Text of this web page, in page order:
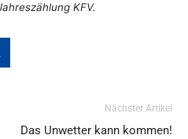
KFV.
Nächster Artikel
Das Unwetter kann kommen!